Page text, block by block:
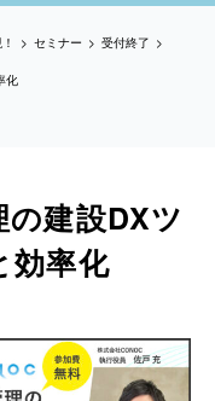
> セミナー > 受付終了 >
化
建設DXツ
効率化